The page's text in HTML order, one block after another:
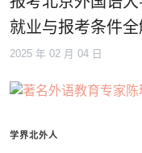
就业与报考条件
2025 年 02 月 04 日
学界北外人